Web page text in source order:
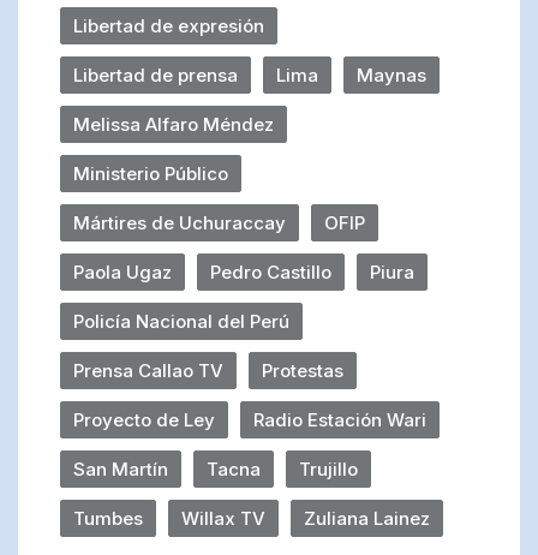
Libertad de expresión
Libertad de prensa Lima Maynas
Melissa Alfaro Méndez
Ministerio Público
Mártires de Uchuraccay OFIP
Paola Ugaz Pedro Castillo Piura
Policía Nacional del Perú
Prensa Callao TV Protestas
Proyecto de Ley Radio Estación Wari
San Martín Tacna Trujillo
Tumbes Willax TV Zuliana Lainez